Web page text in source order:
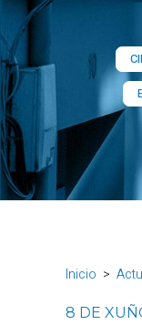
Inicio
8 DE